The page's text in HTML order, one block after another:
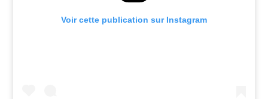
Voir cette publication sur Instagram